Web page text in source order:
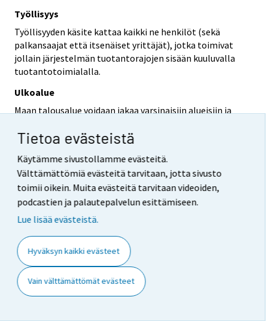
Tietoa evästeistä
Käytämme sivustollamme evästeitä.
Välttämättömiä evästeitä tarvitaan, jotta sivusto
toimii oikein. Muita evästeitä tarvitaan videoiden,
podcastien ja palautepalvelun esittämiseen.
Lue lisää evästeistä.
Hyväksyn kaikki evästeet
Vain välttämättömät evästeet
Työllisyys
Työllisyyden käsite kattaa kaikki ne henkilöt (sekä
palkansaajat että itsenäiset yrittäjät), jotka toimivat
jollain järjestelmän tuotantorajojen sisään kuuluvalla
tuotantotoimialalla.
Ulkoalue
Maan talousalue voidaan jakaa varsinaisiin alueisiin ja
Ulkoalue muodostuu maan talousalueen osista, joita ei
voida suoraan liittää mihinkään yksittäiseen alueeseen.
Ulkoalueeseen kuuluu mm. kansallinen ilmatila,
aluevedet ja kansainvälisillä vesialueilla sijaitseva
mannerlaatta, johon maalla on yksinoikeus;
erillisalueet, suurlähetystöt, konsulaatit,
mannerjalustan ulkopuoliset kansainvälisillä vesillä
sijaitsevat kotimaisten yksiköiden hyödyntämät
energia- ja raaka-aine-esiintymät.
Tilastollinen alueluokitus (NUTS) on Euroopan Unionin
talousalue on luokiteltu alueisiin. NUTS on alueluokitus